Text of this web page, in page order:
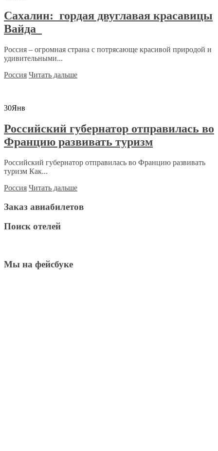
Сахалин: гордая двуглавая красавицы
Вайда
Россия – огромная страна с потрясающе красивой природой и
удивительными...
Россия Читать дальше
30Янв
Российский губернатор отправилась во
Францию развивать туризм
Российский губернатор отправилась во Францию развивать
туризм Как...
Россия Читать дальше
Заказ авиабилетов
Поиск отелей
Мы на фейсбуке